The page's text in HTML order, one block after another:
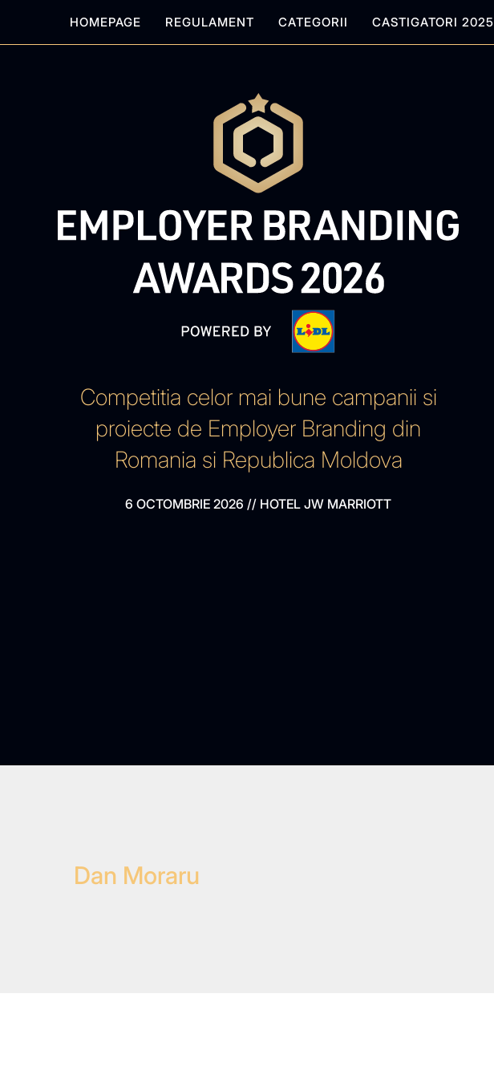
HOMEPAGE REGULAMENT CATEGORII CASTIGATORI 2025
Competitia celor mai bune campanii si
proiecte de Employer Branding din
Romania si Republica Moldova
6 OCTOMBRIE 2026 // HOTEL JW MARRIOTT
Dan Moraru